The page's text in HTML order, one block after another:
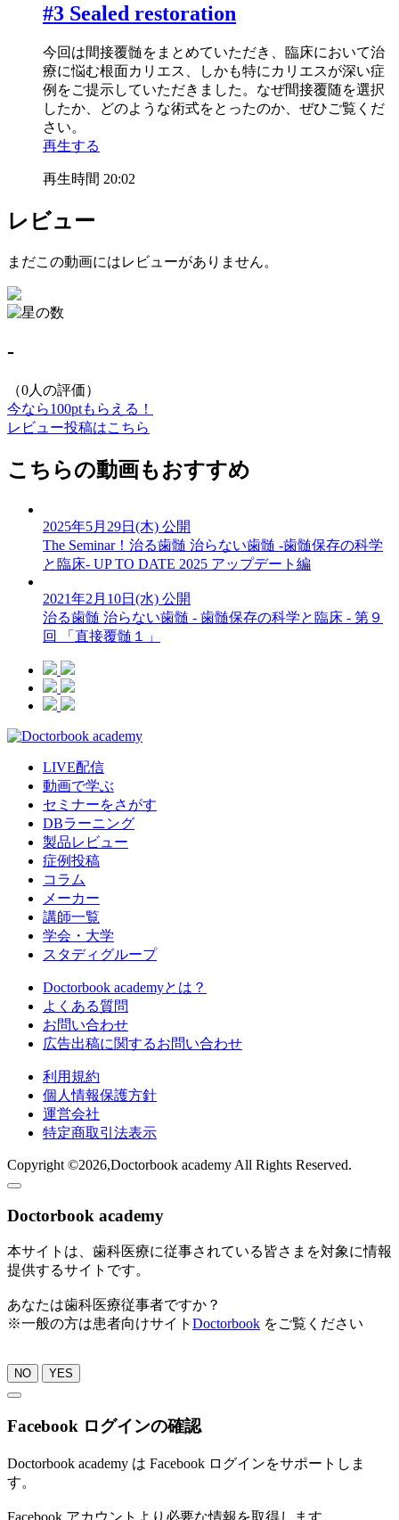
#3 Sealed restoration
今回は間接覆髄をまとめていただき、臨床において治
療に悩む根面カリエス、しかも特にカリエスが深い症
例をご提示していただきました。なぜ間接覆随を選択
したか、どのような術式をとったのか、ぜひご覧くだ
さい。
再生する
再生時間 20:02
レビュー
まだこの動画にはレビューがありません。
-
（0人の評価）
今なら100ptもらえる！
レビュー投稿はこちら
こちらの動画もおすすめ
2025年5月29日(木) 公開
The Seminar！治る歯髄 治らない歯髄 -歯髄保存の科学
と臨床- UP TO DATE 2025 アップデート編
2021年2月10日(水) 公開
治る歯髄 治らない歯髄 - 歯髄保存の科学と臨床 - 第９
回 「直接覆髄１」
LIVE配信
動画で学ぶ
セミナーをさがす
DBラーニング
製品レビュー
症例投稿
コラム
メーカー
講師一覧
学会・大学
スタディグループ
Doctorbook academyとは？
よくある質問
お問い合わせ
広告出稿に関するお問い合わせ
利用規約
個人情報保護方針
運営会社
特定商取引法表示
Copyright ©2026,Doctorbook academy All Rights Reserved.
Doctorbook academy
本サイトは、歯科医療に従事されている皆さまを対象に情報
提供するサイトです。
あなたは歯科医療従事者ですか？
※一般の方は患者向けサイト Doctorbook をご覧ください
NO YES
Facebook ログインの確認
Doctorbook academy は Facebook ログインをサポートしま
す。
Facebook アカウントより必要な情報を取得します。